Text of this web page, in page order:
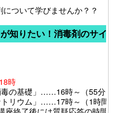
ついて学びませんか？？
知りたい！消毒剤のサイ
時
毒の基礎」……16時～（55分間
トリウム」……17時～（1時間